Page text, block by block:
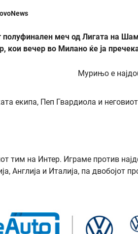
полуфинален меч од Лигата на
кои вечер во Милано ќе ја
екипа, Пеп Гвардиола и
тим на Интер. Играме против
Англија и Италија, па двобојот